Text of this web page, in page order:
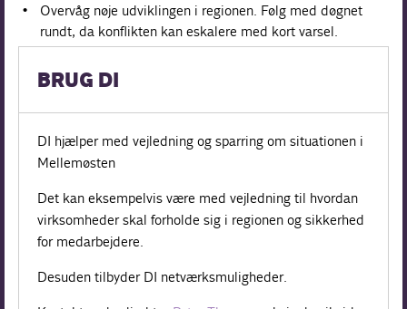
Overvåg nøje udviklingen i regionen. Følg med døgnet
rundt, da konflikten kan eskalere med kort varsel.
BRUG DI
DI hjælper med vejledning og sparring om situationen i
Mellemøsten
Det kan eksempelvis være med vejledning til hvordan
virksomheder skal forholde sig i regionen og sikkerhed
for medarbejdere.
Desuden tilbyder DI netværksmuligheder.